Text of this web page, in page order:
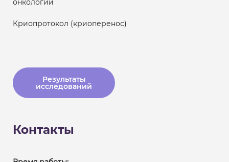
онкологии
Криопротокол (криоперенос)
Результаты
исследований
Контакты